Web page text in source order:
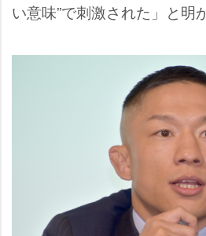
い意味”で刺激された」と明